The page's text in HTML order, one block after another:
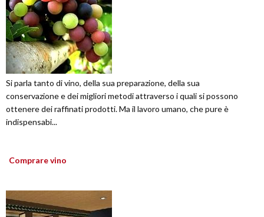
Si parla tanto di vino, della sua preparazione, della sua
conservazione e dei migliori metodi attraverso i quali si possono
ottenere dei raffinati prodotti. Ma il lavoro umano, che pure è
indispensabi...
Comprare vino